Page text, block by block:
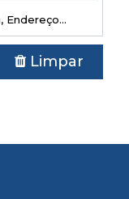
Limpar